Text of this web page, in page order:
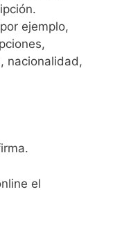
ejemplo,
nacionalidad,
el